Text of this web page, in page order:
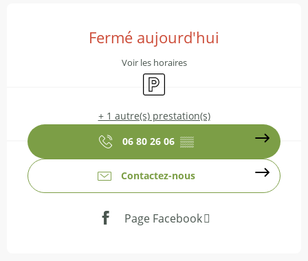
Fermé aujourd'hui
Voir les horaires
Parking
+ 1 autre(s) prestation(s)
06 80 26 06 ▒▒
Contactez-nous
Page Facebook